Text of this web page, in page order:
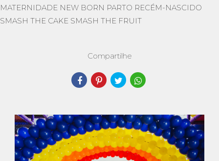
MATERNIDADE NEW BORN PARTO RECÉM-NASCIDO
SMASH THE CAKE SMASH THE FRUIT
Compartilhe